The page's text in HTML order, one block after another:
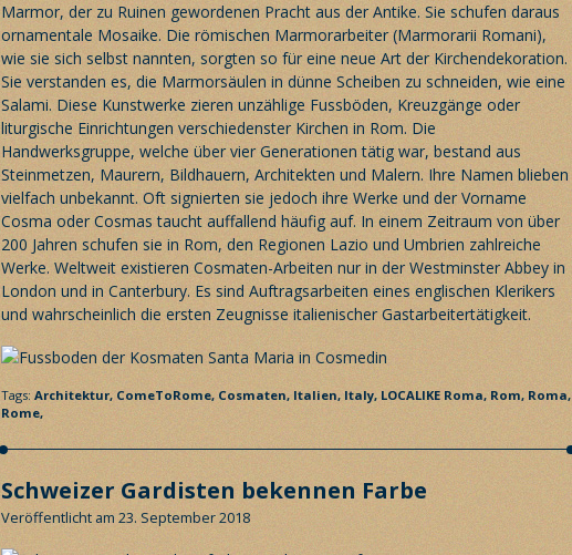
Marmor, der zu Ruinen gewordenen Pracht aus der Antike. Sie schufen daraus
ornamentale Mosaike. Die römischen Marmorarbeiter (Marmorarii Romani),
wie sie sich selbst nannten, sorgten so für eine neue Art der Kirchendekoration.
Sie verstanden es, die Marmorsäulen in dünne Scheiben zu schneiden, wie eine
Salami. Diese Kunstwerke zieren unzählige Fussböden, Kreuzgänge oder
liturgische Einrichtungen verschiedenster Kirchen in Rom. Die
Handwerksgruppe, welche über vier Generationen tätig war, bestand aus
Steinmetzen, Maurern, Bildhauern, Architekten und Malern. Ihre Namen blieben
vielfach unbekannt. Oft signierten sie jedoch ihre Werke und der Vorname
Cosma oder Cosmas taucht auffallend häufig auf. In einem Zeitraum von über
200 Jahren schufen sie in Rom, den Regionen Lazio und Umbrien zahlreiche
Werke. Weltweit existieren Cosmaten-Arbeiten nur in der Westminster Abbey in
London und in Canterbury. Es sind Auftragsarbeiten eines englischen Klerikers
und wahrscheinlich die ersten Zeugnisse italienischer Gastarbeitertätigkeit.
Tags: Architektur, ComeToRome, Cosmaten, Italien, Italy, LOCALIKE Roma, Rom, Roma,
Rome,
Schweizer Gardisten bekennen Farbe
Veröffentlicht am 23. September 2018